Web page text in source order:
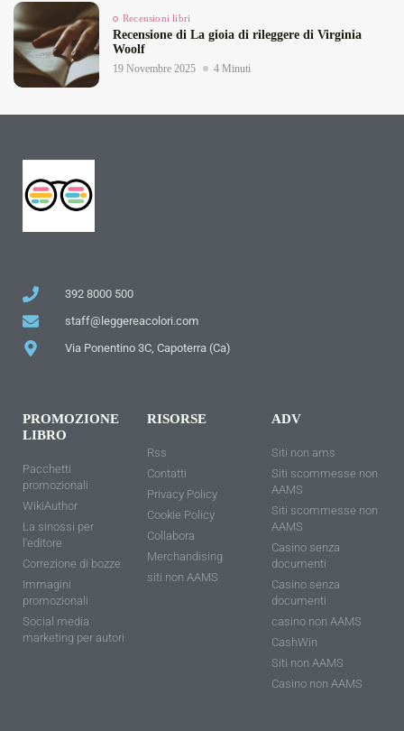
Recensioni libri
Recensione di La gioia di rileggere di Virginia
Woolf
19 Novembre 2025 4 Minuti
392 8000 500
staff@leggereacolori.com
Via Ponentino 3C, Capoterra (Ca)
PROMOZIONE
LIBRO
Pacchetti
promozionali
WikiAuthor
La sinossi per
l'editore
Correzione di bozze
Immagini
promozionali
Social media
marketing per autori
RISORSE
Rss
Contatti
Privacy Policy
Cookie Policy
Collabora
Merchandising
siti non AAMS
ADV
Siti non ams
Siti scommesse non
AAMS
Siti scommesse non
AAMS
Casino senza
documenti
Casino senza
documenti
casino non AAMS
CashWin
Siti non AAMS
Casino non AAMS